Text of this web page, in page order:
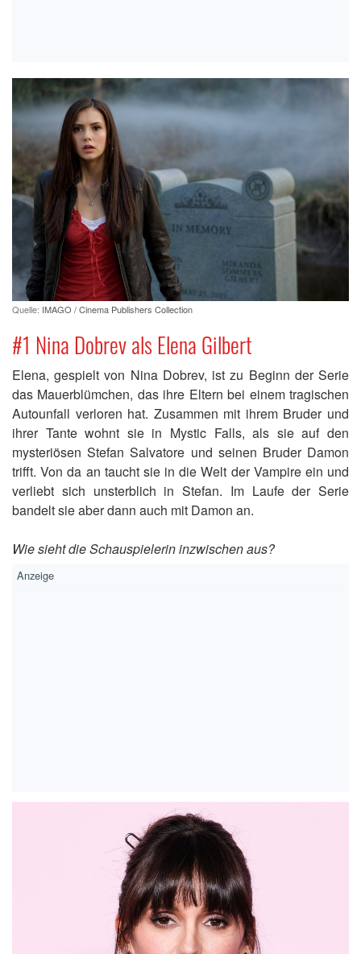
Quelle: IMAGO / Cinema Publishers Collection
#1 Nina Dobrev als Elena Gilbert
Elena, gespielt von Nina Dobrev, ist zu Beginn der Serie
das Mauerblümchen, das ihre Eltern bei einem tragischen
Autounfall verloren hat. Zusammen mit ihrem Bruder und
ihrer Tante wohnt sie in Mystic Falls, als sie auf den
mysteriösen Stefan Salvatore und seinen Bruder Damon
trifft. Von da an taucht sie in die Welt der Vampire ein und
verliebt sich unsterblich in Stefan. Im Laufe der Serie
bandelt sie aber dann auch mit Damon an.
Wie sieht die Schauspielerin inzwischen aus?